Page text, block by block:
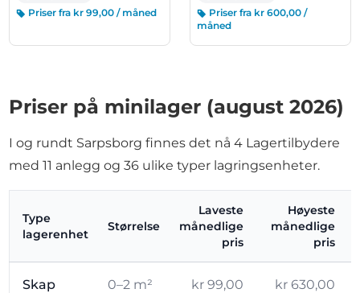
Priser fra kr 99,00 / måned
Priser fra kr 600,00 /
måned
Priser på minilager (august 2026)
I og rundt Sarpsborg finnes det nå 4 Lagertilbydere
med 11 anlegg og 36 ulike typer lagringsenheter.
Type
lagerenhet
Størrelse
Laveste
månedlige
pris
Høyeste
månedlige
pris
Skap 0–2 m² kr 99,00 kr 630,00